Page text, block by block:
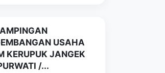
USAHA
KERUPUK JANGEK
/...